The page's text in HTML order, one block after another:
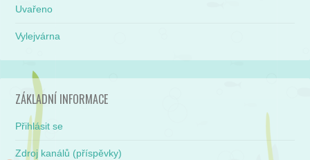
Uvařeno
Vylejvárna
ZÁKLADNÍ INFORMACE
Přihlásit se
Zdroj kanálů (příspěvky)